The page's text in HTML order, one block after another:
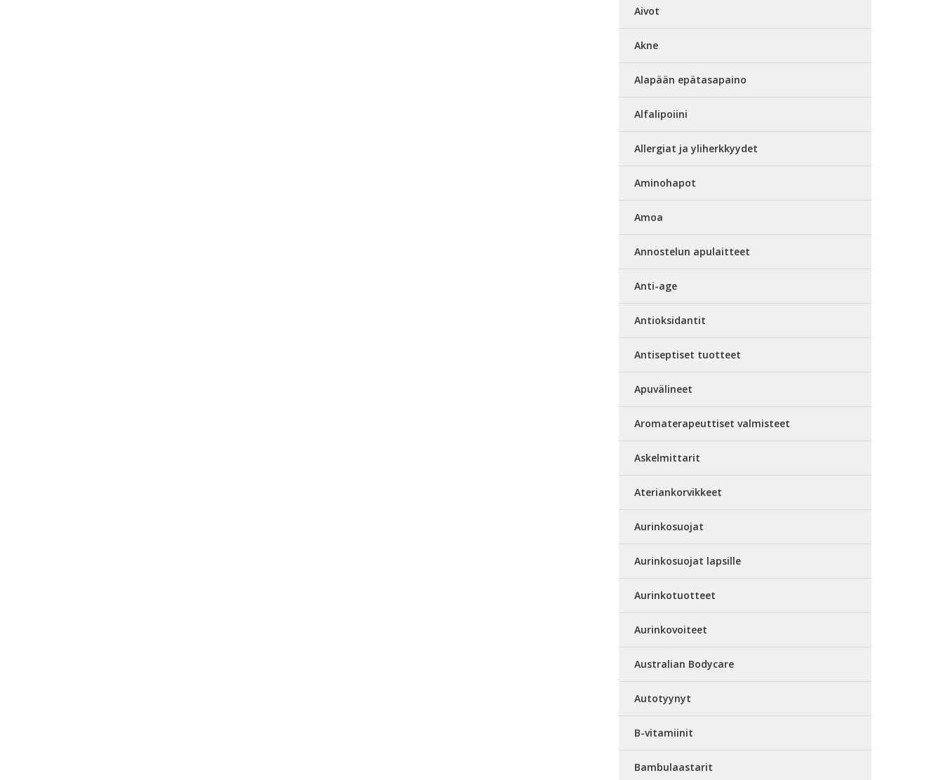
Aivot
Akne
Alapään epätasapaino
Alfalipoiini
Allergiat ja yliherkkyydet
Aminohapot
Amoa
Annostelun apulaitteet
Anti-age
Antioksidantit
Antiseptiset tuotteet
Apuvälineet
Aromaterapeuttiset valmisteet
Askelmittarit
Ateriankorvikkeet
Aurinkosuojat
Aurinkosuojat lapsille
Aurinkotuotteet
Aurinkovoiteet
Australian Bodycare
Autotyynyt
B-vitamiinit
Bambulaastarit